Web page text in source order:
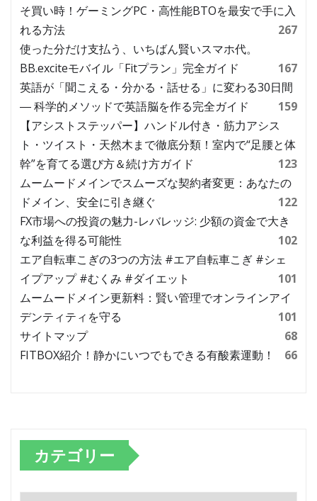
そ買い時！ゲーミングPC・高性能BTOを最安で手に入
れる方法
267
使った分だけ支払う、いちばん賢いスマホ代。
BB.exciteモバイル「Fitプラン」完全ガイド
167
英語が「聞こえる・分かる・話せる」に変わる30日間
― 科学的メソッドで英語脳を作る完全ガイド
159
【アシストステッパー】ハンドル付き・筋力アシス
ト・ツイスト・天然木まで徹底分類！室内で“足腰と体
幹”を育てる選び方＆続け方ガイド
123
ムームードメインでスムーズな契約者変更：あなたの
ドメイン、安全に引き継ぐ
122
FX市場への投資の魅力-レバレッジ: 少額の資金で大き
な利益を得る可能性
102
エア自転車こぎの3つの方法 #エア自転車こぎ #シェ
イプアップ #むくみ #ダイエット
101
ムームードメイン更新料：賢い管理でオンラインアイ
デンティティを守る
101
サイトマップ
68
FITBOX紹介！静かにいつでもできる有酸素運動！
66
カテゴリー